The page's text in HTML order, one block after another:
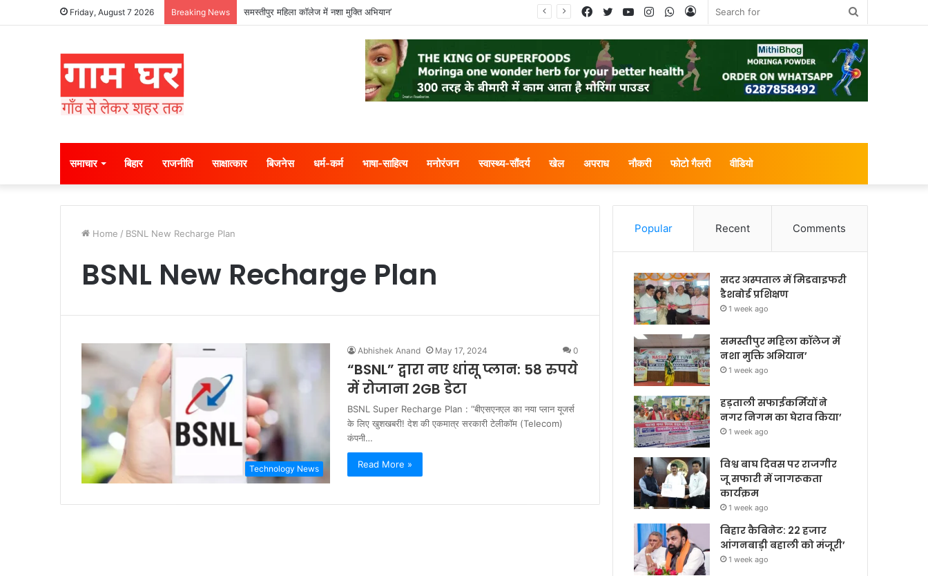
Friday, August 7 2026 Breaking News समस्तीपुर महिला कॉलेज में नशा मुक्ति अभियान’
Log
WhatsApp
Instagram
YouTube
Twitter
Facebook
समाचार बिहार राजनीति साक्षात्कार बिजनेस धर्म-कर्म भाषा-साहित्य मनोरंजन स्वास्थ्य-सौंदर्य खेल अपराध नौकरी फोटो गैलरी वीडियो
Home / BSNL New Recharge Plan
BSNL New Recharge Plan
Technology News
Abhishek Anand May 17, 2024 0
“BSNL” द्वारा नए धांसू प्लान: 58 रुपये
में रोजाना 2GB डेटा
BSNL Super Recharge Plan : “बीएसएनएल का नया प्लान यूजर्स
के लिए खुशखबरी! देश की एकमात्र सरकारी टेलीकॉम (Telecom)
कंपनी…
Read More »
Popular Recent Comments
सदर अस्पताल में मिडवाइफरी
डैशबोर्ड प्रशिक्षण
1 week ago
समस्तीपुर महिला कॉलेज में
नशा मुक्ति अभियान’
1 week ago
हड़ताली सफाईकर्मियों ने
नगर निगम का घेराव किया’
1 week ago
विश्व बाघ दिवस पर राजगीर
जू सफारी में जागरूकता
कार्यक्रम
1 week ago
बिहार कैबिनेट: 22 हजार
आंगनबाड़ी बहाली को मंजूरी’
1 week ago